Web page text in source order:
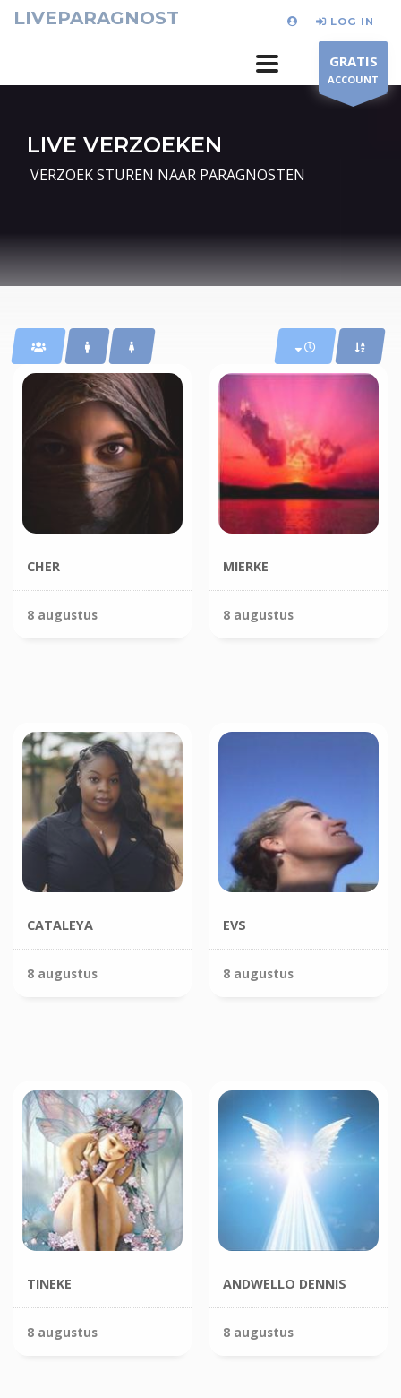
LIVEPARAGNOST LOG IN
GRATIS
ACCOUNT
LIVE VERZOEKEN
VERZOEK STUREN NAAR PARAGNOSTEN
CHER
8 augustus
MIERKE
8 augustus
CATALEYA
8 augustus
EVS
8 augustus
TINEKE
8 augustus
ANDWELLO DENNIS
8 augustus